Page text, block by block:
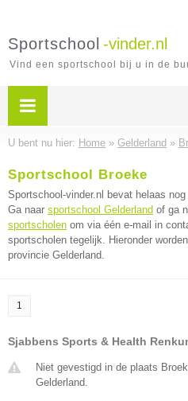
Sportschool -vinder.nl
Vind een sportschool bij u in de
U bent nu hier: Home » Gelderland »
Sportschool Broeke
Sportschool-vinder.nl bevat helaas nog
Ga naar sportschool Gelderland of ga
sportscholen om via één e-mail in
sportscholen tegelijk. Hieronder
provincie Gelderland.
1
Sjabbens Sports & Health
Niet gevestigd in de plaats
Gelderland.